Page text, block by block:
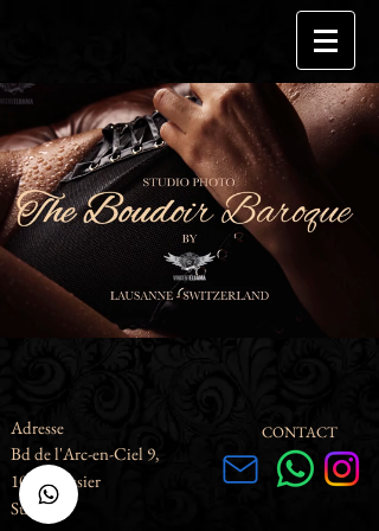
Adresse
Bd de l'Arc-en-Ciel 9,
1023 Crissier
Suisse
CONTACT